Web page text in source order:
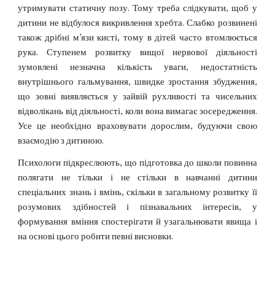
утримувати статичну позу. Тому треба слідкувати, щоб у
дитини не відбулося викривлення хребта. Слабко розвинені
також дрібні м’язи кисті, тому в дітей часто втомлюється
рука. Ступенем розвитку вищої нервової діяльності
зумовлені незначна кількість уваги, недостатність
внутрішнього гальмування, швидке зростання збудження,
що зовні виявляється у зайвій рухливості та чисельних
відволікань від діяльності, коли вона вимагає зосередження.
Усе це необхідно враховувати дорослим, будуючи свою
взаємодію з дитиною.
Психологи підкреслюють, що підготовка до школи повинна
полягати не тільки і не стільки в навчанні дитини
спеціальних знань і вмінь, скільки в загальному розвитку її
розумових здібностей і пізнавальних інтересів, у
формування вміння спостерігати й узагальнювати явища і
на основі цього робити певні висновки.